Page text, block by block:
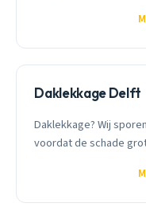
Daklekkage Delft
Daklekkage? Wij
voordat de schade